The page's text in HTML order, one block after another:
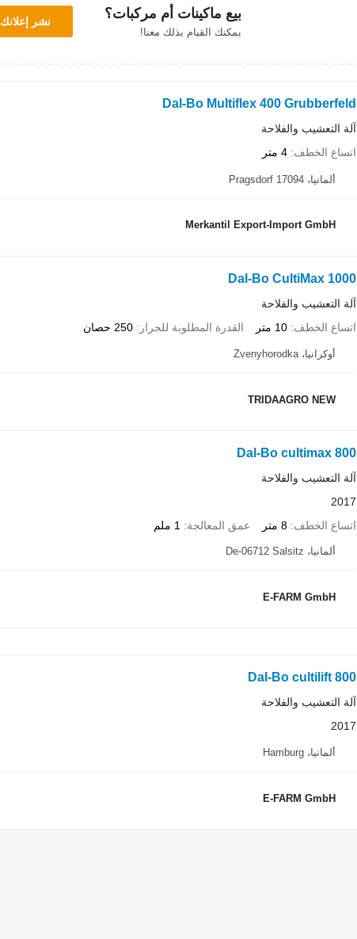
بيع ماكينات أم مركبات؟
يمكنك القيام بذلك معنا!
نشر إعلانك
Dal-Bo Multiflex 400 Grubberfeld
آلة التعشيب والفلاحة
اتساع الخطف 4 متر
ألمانيا، 17094 Pragsdorf
Merkantil Export-Import GmbH
Dal-Bo CultiMax 1000
آلة التعشيب والفلاحة
اتساع الخطف 10 متر القدرة المطلوبة للجرار 250 حصان
أوكرانيا، Zvenyhorodka
TRIDAAGRO NEW
Dal-Bo cultimax 800
آلة التعشيب والفلاحة
2017
اتساع الخطف 8 متر عمق المعالجة 1 ملم
ألمانيا، De-06712 Salsitz
E-FARM GmbH
Dal-Bo cultilift 800
آلة التعشيب والفلاحة
2017
ألمانيا، Hamburg
E-FARM GmbH